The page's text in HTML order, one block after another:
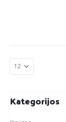
Kategorijos